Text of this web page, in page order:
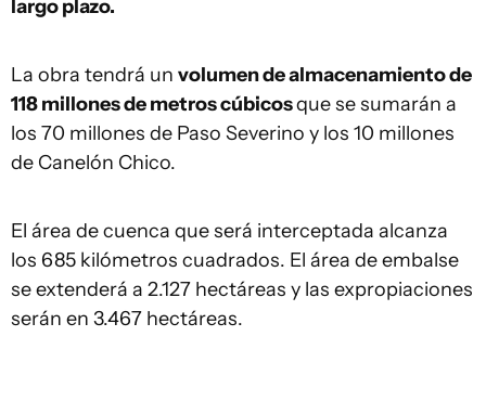
largo plazo.
La obra tendrá un volumen de almacenamiento de
118 millones de metros cúbicosque se sumarán a
los 70 millones de Paso Severino y los 10 millones
de Canelón Chico.
El área de cuenca que será interceptada alcanza
los 685 kilómetros cuadrados. El área de embalse
se extenderá a 2.127 hectáreas y las expropiaciones
serán en 3.467 hectáreas.